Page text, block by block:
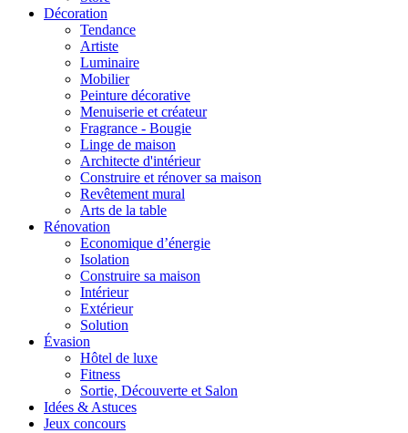
Décoration
Tendance
Artiste
Luminaire
Mobilier
Peinture décorative
Menuiserie et créateur
Fragrance - Bougie
Linge de maison
Architecte d'intérieur
Construire et rénover sa maison
Revêtement mural
Arts de la table
Rénovation
Economique d’énergie
Isolation
Construire sa maison
Intérieur
Extérieur
Solution
Évasion
Hôtel de luxe
Fitness
Sortie, Découverte et Salon
Idées & Astuces
Jeux concours